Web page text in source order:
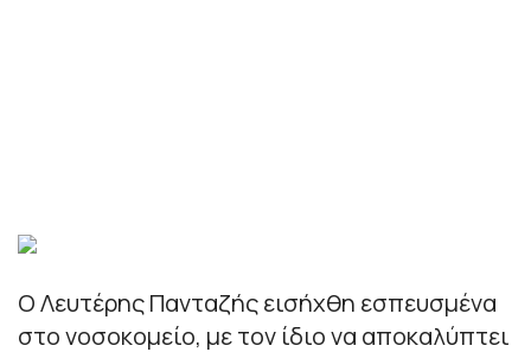
Ο Λευτέρης Πανταζής εισήχθη εσπευσμένα
στο νοσοκομείο, με τον ίδιο να αποκαλύπτει